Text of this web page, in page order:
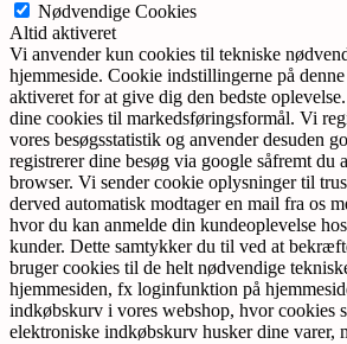
Nødvendige Cookies
Altid aktiveret
Vi anvender kun cookies til tekniske
hjemmeside. Cookie indstillingerne på
aktiveret for at give dig den bedste
dine cookies til markedsføringsformål. Vi
vores besøgsstatistik og anvender desuden
registrerer dine besøg via google såfremt du
browser. Vi sender cookie oplysninger til
derved automatisk modtager en mail fra os
hvor du kan anmelde din kundeoplevelse
kunder. Dette samtykker du til ved at
bruger cookies til de helt nødvendige
hjemmesiden, fx loginfunktion på
indkøbskurv i vores webshop, hvor cookies
elektroniske indkøbskurv husker dine varer,